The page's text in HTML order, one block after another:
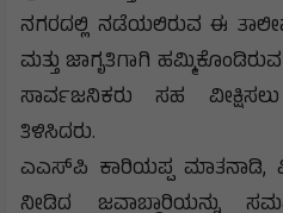
ನಗರದಲ್ಲಿ ನಡೆಯಲಿರುವ ಈ
ಮತ್ತು ಜಾಗೃತಿಗಾಗಿ
ಸಾರ್ವಜನಿಕರು ಸಹ
ತಿಳಿಸಿದರು.
ಎಎಸ್‌ಪಿ ಕಾರಿಯಪ್ಪ ಮಾತನಾಡಿ,
ನೀಡಿದ ಜವಾಬ್ದಾರಿಯನ್ನು